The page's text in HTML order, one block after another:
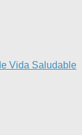
Vida Saludable